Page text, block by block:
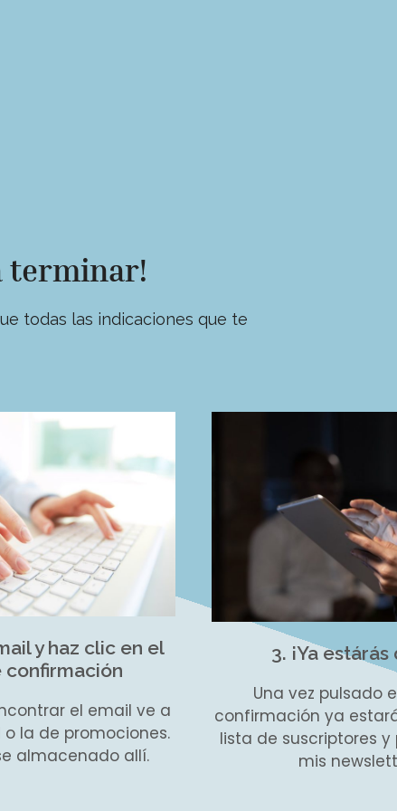
terminar!
todas las indicaciones que te
y haz clic en el
confirmación
el email ve a
o la de promociones.
almacenado allí.
3. ¡Ya
Una vez pulsado
confirmación ya
lista de suscriptores
mis